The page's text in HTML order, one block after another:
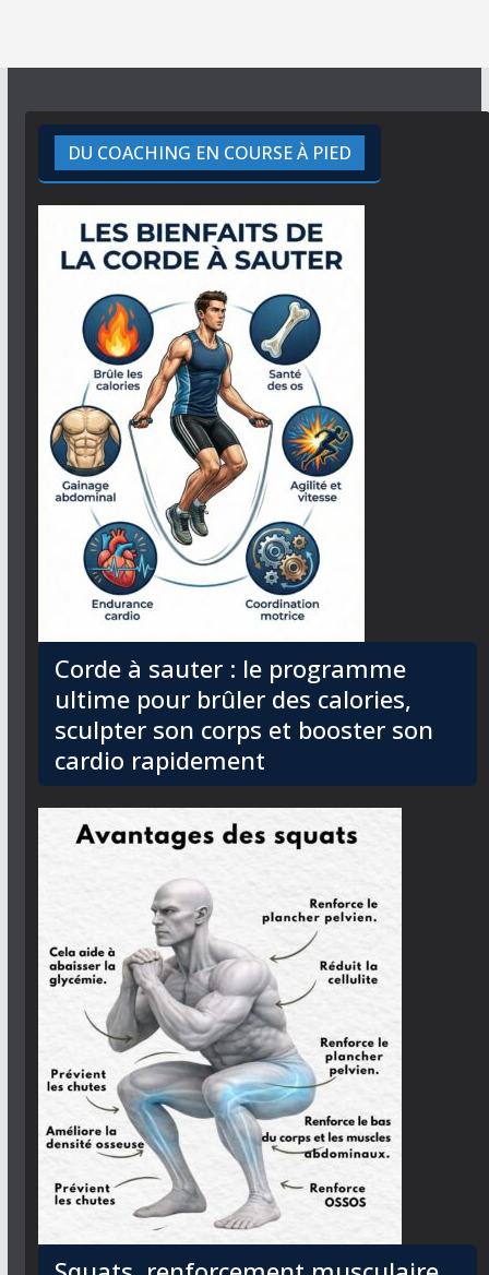
DU COACHING EN COURSE À PIED
Corde à sauter : le programme
ultime pour brûler des calories,
sculpter son corps et booster son
cardio rapidement